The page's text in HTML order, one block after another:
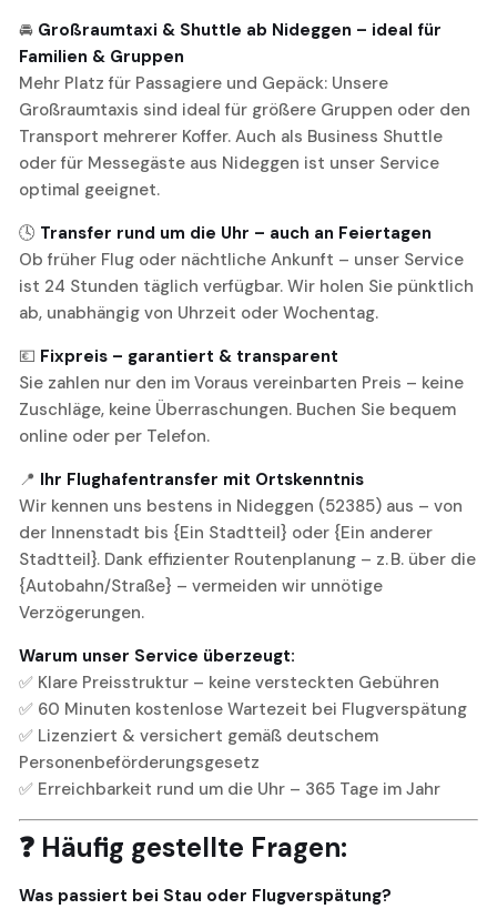
🚘 Großraumtaxi & Shuttle ab Nideggen – ideal für
Familien & Gruppen
Mehr Platz für Passagiere und Gepäck: Unsere
Großraumtaxis sind ideal für größere Gruppen oder den
Transport mehrerer Koffer. Auch als Business Shuttle
oder für Messegäste aus Nideggen ist unser Service
optimal geeignet.
🕓 Transfer rund um die Uhr – auch an Feiertagen
Ob früher Flug oder nächtliche Ankunft – unser Service
ist 24 Stunden täglich verfügbar. Wir holen Sie pünktlich
ab, unabhängig von Uhrzeit oder Wochentag.
💶 Fixpreis – garantiert & transparent
Sie zahlen nur den im Voraus vereinbarten Preis – keine
Zuschläge, keine Überraschungen. Buchen Sie bequem
online oder per Telefon.
📍 Ihr Flughafentransfer mit Ortskenntnis
Wir kennen uns bestens in Nideggen (52385) aus – von
der Innenstadt bis {Ein Stadtteil} oder {Ein anderer
Stadtteil}. Dank effizienter Routenplanung – z. B. über die
{Autobahn/Straße} – vermeiden wir unnötige
Verzögerungen.
Warum unser Service überzeugt:
✅ Klare Preisstruktur – keine versteckten Gebühren
✅ 60 Minuten kostenlose Wartezeit bei Flugverspätung
✅ Lizenziert & versichert gemäß deutschem
Personenbeförderungsgesetz
✅ Erreichbarkeit rund um die Uhr – 365 Tage im Jahr
❓ Häufig gestellte Fragen:
Was passiert bei Stau oder Flugverspätung?